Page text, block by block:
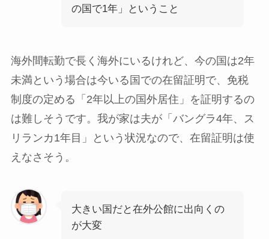
の国で1年」ということ
海外間転勤で長く海外にいるけれど、今の国は2年
未満という場合は今いる国での在留証明で、免税
制度の定める「2年以上の国外居住」を証明するの
は難しそうです。我が家は夫が「バングラ4年、ス
リランカ1年目」という状況なので、在留証明は使
えなさそう。
大きい国だと在外公館に出向くの
が大変